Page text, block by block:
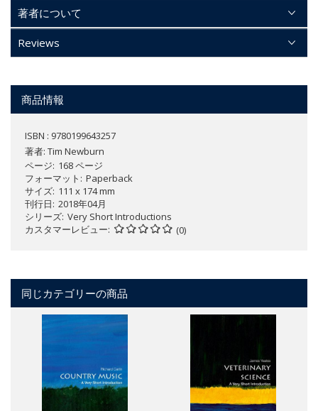
著者について
Reviews
商品情報
ISBN : 9780199643257
著者: Tim Newburn
ページ 168 ページ
フォーマット
Paperback
サイズ 111 x 174 mm
刊行日 2018年04月
シリーズ Very Short Introductions
カスタマーレビュー
(0)
同じカテゴリーの商品